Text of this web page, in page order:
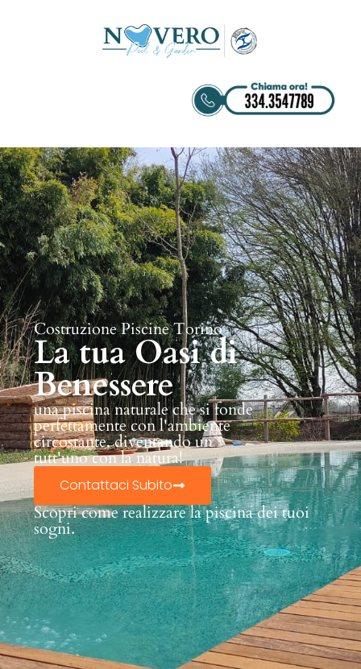
Costruzione Piscine Torino
La tua Oasi di
Benessere
una piscina naturale che si fonde
perfettamente con l'ambiente
circostante, diventando un
tutt'uno con la natura!
Contattaci Subito
Scopri come realizzare la piscina dei tuoi
sogni.